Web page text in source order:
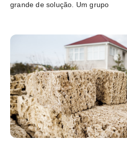
grande de solução. Um grupo